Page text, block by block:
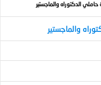
حاملي الدكتوراه والماجستير
والماجستير